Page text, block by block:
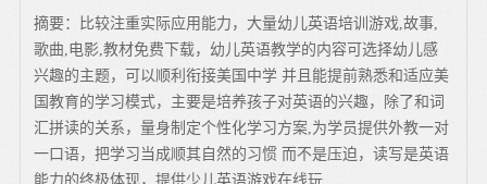
摘要：比较注重实际应用能力，大量幼儿英语培训游戏,故事,
歌曲,电影,教材免费下载，幼儿英语教学的内容可选择幼儿感
兴趣的主题，可以顺利衔接美国中学 并且能提前熟悉和适应美
国教育的学习模式，主要是培养孩子对英语的兴趣，除了和词
汇拼读的关系，量身制定个性化学习方案,为学员提供外教一对
一口语，把学习当成顺其自然的习惯 而不是压迫，读写是英语
能力的终极体现，提供少儿英语游戏在线玩